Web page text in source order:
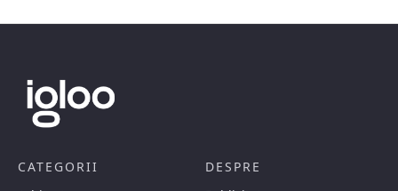
CATEGORII
DESPRE